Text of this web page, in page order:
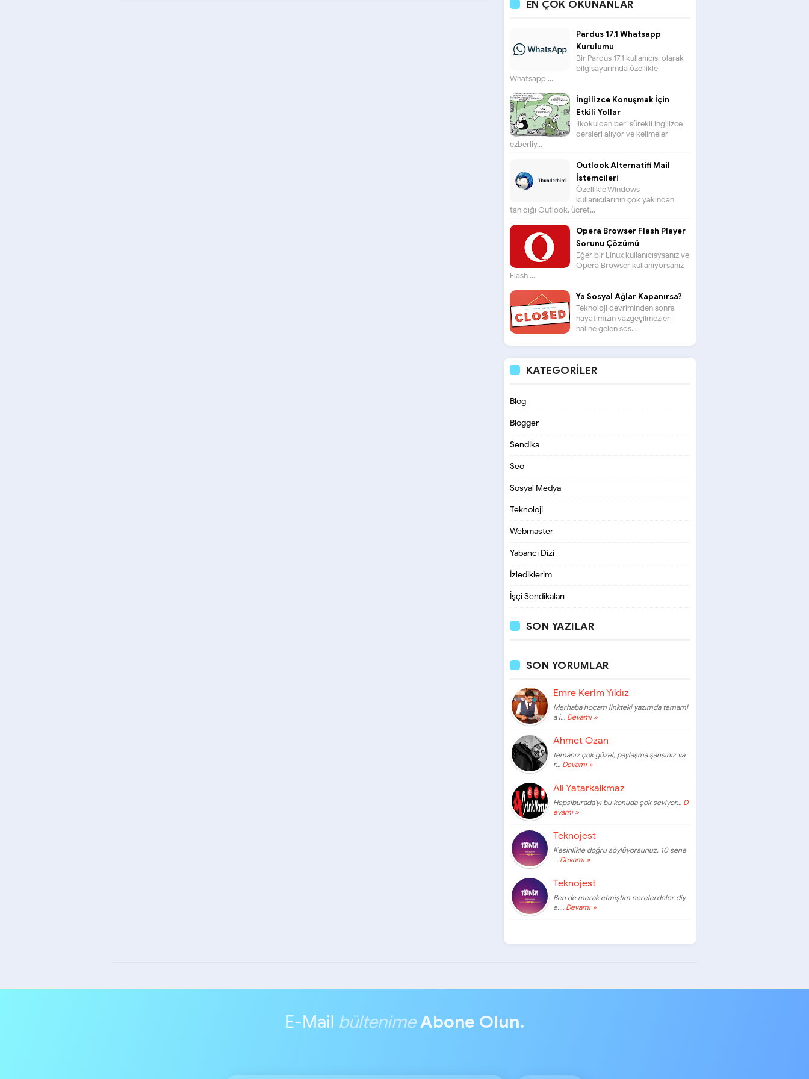
EN ÇOK OKUNANLAR
Pardus 17.1 Whatsapp
Kurulumu
Bir Pardus 17.1 kullanıcısı olarak
bilgisayarımda özellikle
Whatsapp ...
İngilizce Konuşmak İçin
Etkili Yollar
İlkokuldan beri sürekli ingilizce
dersleri alıyor ve kelimeler
ezberliy...
Outlook Alternatifi Mail
İstemcileri
Özellikle Windows
kullanıcılarının çok yakından
tanıdığı Outlook, ücret...
Opera Browser Flash Player
Sorunu Çözümü
Eğer bir Linux kullanıcısysanız ve
Opera Browser kullanıyorsanız
Flash ...
Ya Sosyal Ağlar Kapanırsa?
Teknoloji devriminden sonra
hayatımızın vazgeçilmezleri
haline gelen sos...
KATEGORILER
Blog
Blogger
Sendika
Seo
Sosyal Medya
Teknoloji
Webmaster
Yabancı Dizi
İzlediklerim
İşçi Sendikaları
SON YAZILAR
SON YORUMLAR
Emre Kerim Yıldız
Merhaba hocam linkteki yazımda temaml
a i…Devamı »
Ahmet Ozan
temanız çok güzel, paylaşma şansınız va
r…Devamı »
Ali Yatarkalkmaz
Hepsiburada'yı bu konuda çok seviyor…D
evamı »
Teknojest
Kesinlikle doğru söylüyorsunuz. 10 sene
…Devamı »
Teknojest
Ben de merak etmiştim nerelerdeler diy
e.…Devamı »
E-Mail bültenime Abone Olun.